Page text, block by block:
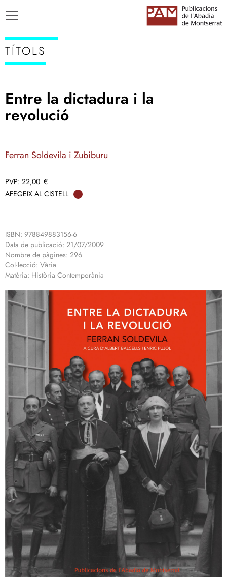
AUTORS
TÍTOLS
Entre la dictadura i la
revolució
Ferran Soldevila i Zubiburu
22,00 €
AFEGEIX AL CISTELL
ISBN: 978849883156-6
Data de publicació: 21/07/2009
Nombre de pàgines: 296
Col·lecció: Vària
Matèria: Història Contemporània